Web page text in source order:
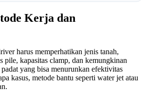
Kerja dan
harus memperhatikan jenis tanah,
pile, kapasitas clamp, dan kemungkinan
yang bisa menurunkan efektivitas
kasus, metode bantu seperti water jet atau